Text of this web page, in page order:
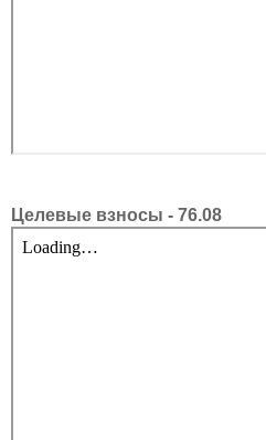
Целевые взносы - 76.08